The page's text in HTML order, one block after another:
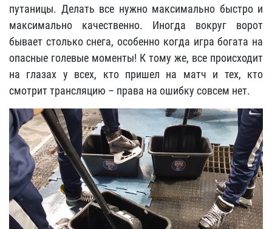
путаницы. Делать все нужно максимально быстро и
максимально качественно. Иногда вокруг ворот
бывает столько снега, особенно когда игра богата на
опасные голевые моменты! К тому же, все происходит
на глазах у всех, кто пришел на матч и тех, кто
смотрит трансляцию – права на ошибку совсем нет.